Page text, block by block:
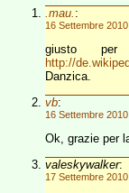
.mau. :
16 Settembre
giusto
http://
Danzica.
vb:
16 Settembre
Ok, grazie per
valeskywalker:
17 Settembre